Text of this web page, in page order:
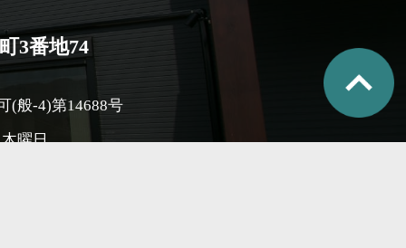
3番地74
(般-4)第14688号
曜日